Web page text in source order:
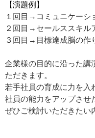
【演題例】
１回目→コミュニケーシ
２回目→セールススキル
３回目→目標達成脳の作
企業様の目的に沿った講
ただきます。
若手社員の育成に力を入
社員の能力をアップさせ
ぜひご検討いただきたい